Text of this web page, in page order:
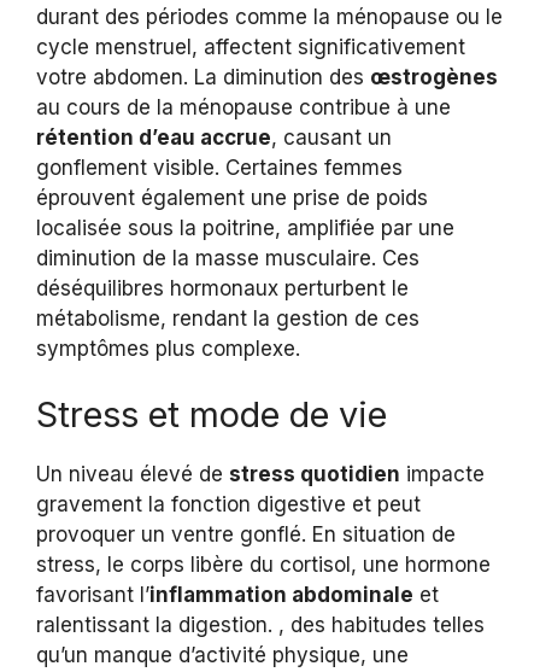
durant des périodes comme la ménopause ou le
cycle menstruel, affectent significativement
votre abdomen. La diminution des œstrogènes
au cours de la ménopause contribue à une
rétention d’eau accrue, causant un
gonflement visible. Certaines femmes
éprouvent également une prise de poids
localisée sous la poitrine, amplifiée par une
diminution de la masse musculaire. Ces
déséquilibres hormonaux perturbent le
métabolisme, rendant la gestion de ces
symptômes plus complexe.
Stress et mode de vie
Un niveau élevé de stress quotidien impacte
gravement la fonction digestive et peut
provoquer un ventre gonflé. En situation de
stress, le corps libère du cortisol, une hormone
favorisant l’inflammation abdominale et
ralentissant la digestion. , des habitudes telles
qu’un manque d’activité physique, une